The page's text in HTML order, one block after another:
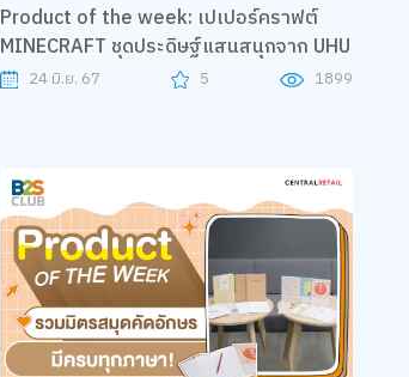
Product of the week: เปเปอร์คราฟต์
MINECRAFT ชุดประดิษฐ์แสนสนุกจาก UHU
24 มิ.ย. 67 5 1899